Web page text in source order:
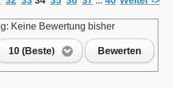
Keine Bewertung bisher
10 (Beste) Bewerten